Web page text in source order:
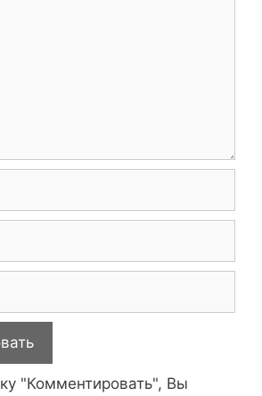
"Комментировать", Вы